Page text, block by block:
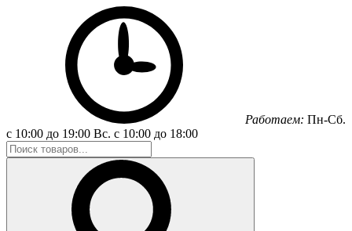
Работаем: Пн-Сб.
с 10:00 до 19:00 Вс. с 10:00 до 18:00